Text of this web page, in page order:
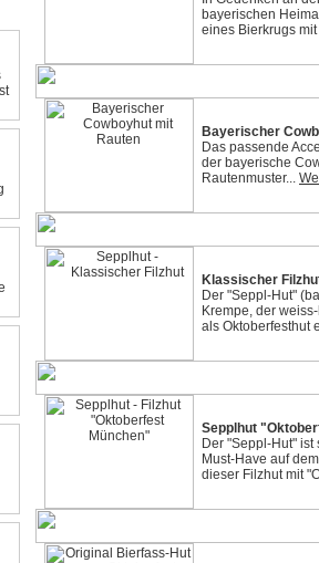
bayerischen
eines Bierkrugs
Bayerischer
Das passende
der bayerische
Rautenmuster...
Klassischer
Der "Seppl-Hut"
Krempe, der
als Oktoberfesthut
Sepplhut
Der "Seppl-Hut"
Must-Have auf
dieser Filzhut mit